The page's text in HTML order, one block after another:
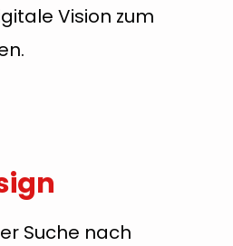
Vision zum
Suche nach